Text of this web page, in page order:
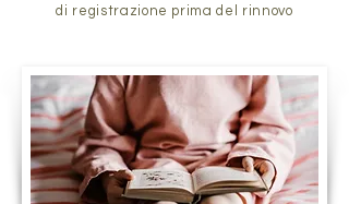
di registrazione prima del rinnovo